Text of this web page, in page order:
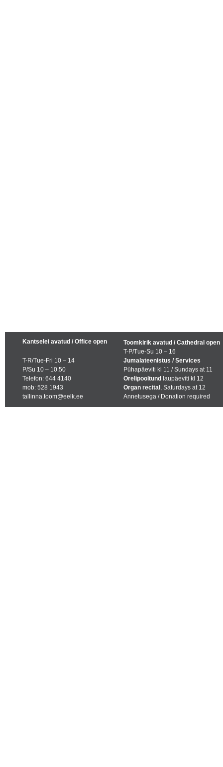
Kantselei avatud / Office open
T-R/Tue-Fri 10 – 14
P/Su 10 – 10.50
Telefon: 644 4140
mob: 528 1943
tallinna.toom@eelk.ee
Toomkirik avatud / Cathedral open
T-P/Tue-Su 10 – 16
Jumalateenistus / Services
Pühapäeviti kl 11 / Sundays at 11
Orelipooltund laupäeviti kl 12
Organ recital , Saturdays at 12
Annetusega / Donation required